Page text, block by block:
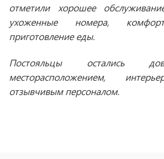
отметили хорошее
ухоженные номера,
приготовление еды.
Постояльцы остались
месторасположением,
отзывчивым персоналом.